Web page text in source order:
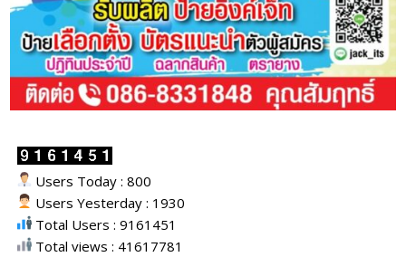
Users Today : 800
Users Yesterday : 1930
Total Users : 9161451
Total views : 41617781